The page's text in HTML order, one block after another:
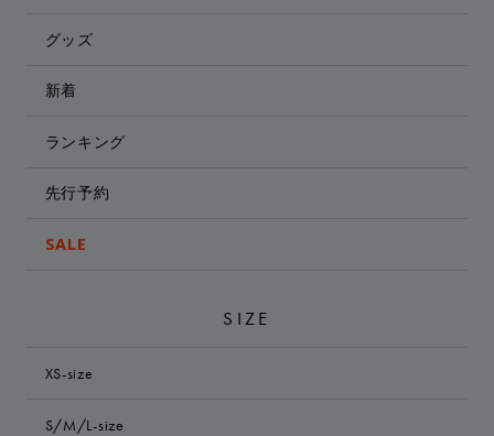
グッズ
新着
ランキング
先行予約
SALE
SIZE
XS-size
S/M/L-size